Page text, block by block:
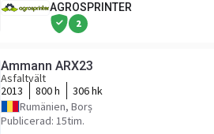
AGROSPRINTER
2
Ammann ARX23
Asfaltvält
2013
800 h
306 hk
Rumänien, Borș
Publicerad: 15tim.